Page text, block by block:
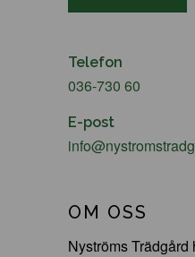
Telefon
036-730 60
E-post
OM OSS
Nyströms